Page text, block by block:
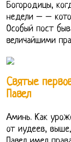
Богородицы,
недели – –
Особый пост
величайшими
Святые
Павел
Аминь. Как
от иудеев,